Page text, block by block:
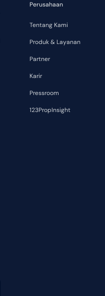
Perusahaan
Tentang Kami
Produk & Layanan
Partner
Karir
Pressroom
123PropInsight